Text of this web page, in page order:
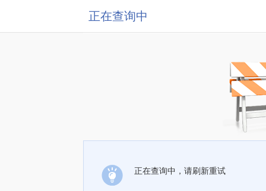
正在查询中
正在查询中，请刷新重试